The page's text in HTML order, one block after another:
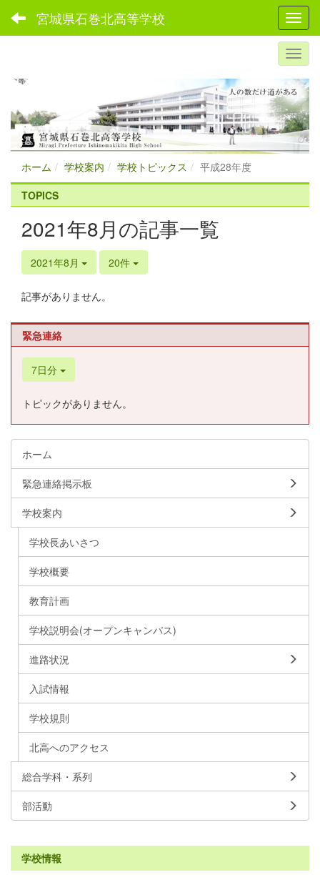
宮城県石巻北高等学校
ホーム 学校案内 学校トピックス
平成28年度
TOPICS
2021年8月の記事一覧
2021年8月 20件
記事がありません。
緊急連絡
7日分
トピックがありません。
ホーム
緊急連絡掲示板
学校案内
学校長あいさつ
学校概要
教育計画
学校説明会(オープンキャンパス)
進路状況
入試情報
学校規則
北高へのアクセス
総合学科・系列
部活動
学校情報